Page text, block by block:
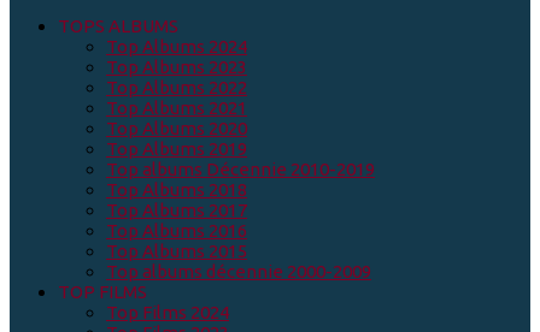
TOPS ALBUMS
Top Albums 2024
Top Albums 2023
Top Albums 2022
Top Albums 2021
Top Albums 2020
Top Albums 2019
Top albums Décennie 2010-2019
Top Albums 2018
Top Albums 2017
Top Albums 2016
Top Albums 2015
Top albums décennie 2000-2009
TOP FILMS
Top Films 2024